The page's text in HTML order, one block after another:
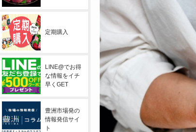
定期購入
LINE@でお得
な情報をイチ
早くGET
豊洲市場発の
情報発信サイ
ト